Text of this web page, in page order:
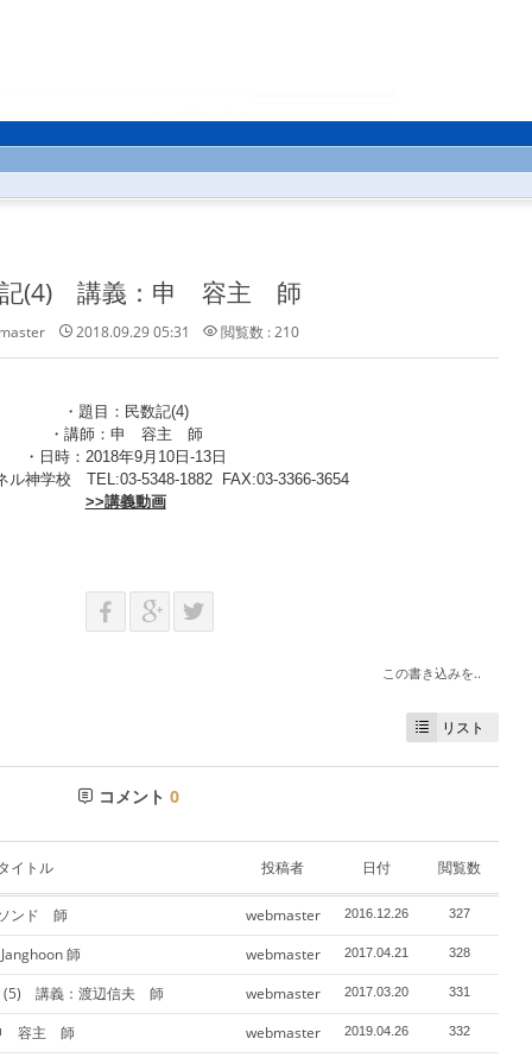
記(4) 講義：申 容主 師
2018.09.29 05:31 閲覧数 : 210
・題目：民数記(4)
・講師：申 容主 師
・日時：2018年9月10日-13日
ル神学校 TEL:03-5348-1882 FAX:03-3366-3654
>>講義動画
この書き込みを..
リスト
コメント 0
イトル 投稿者 日付 閲覧数
ンド 師 webmaster 2016.12.26 327
師 webmaster 2017.04.21 328
(5) 講義：渡辺信夫 師 webmaster 2017.03.20 331
容主 師 webmaster 2019.04.26 332